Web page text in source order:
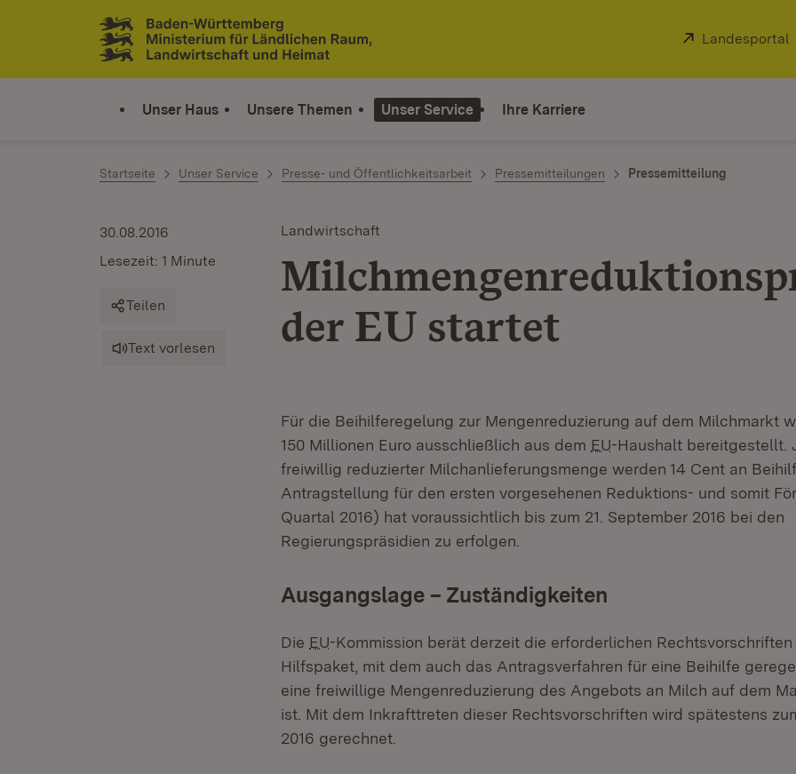
Zum Inhalt springen
Link zur Startseite
Extern:
Landesportal
Unser Haus Unsere Themen Unser Service Ihre Karriere
Startseite Unser Service Presse- und Öffentlichkeitsarbeit Pressemitteilungen Pressemitteilung
Landwirtschaft
der EU startet
30.08.2016
Lesezeit: 1 Minute
Teilen
Text vorlesen
Für die Beihilferegelung zur Mengenreduzierung auf dem Milchmarkt
150 Millionen Euro ausschließlich aus dem EU-Haushalt bereitgestellt.
freiwillig reduzierter Milchanlieferungsmenge werden 14 Cent an
Antragstellung für den ersten vorgesehenen Reduktions- und somit
Quartal 2016) hat voraussichtlich bis zum 21. September 2016 bei den
Regierungspräsidien zu erfolgen.
Ausgangslage – Zuständigkeiten
Die EU-Kommission berät derzeit die erforderlichen Rechtsvorschriften
Hilfspaket, mit dem auch das Antragsverfahren für eine Beihilfe
eine freiwillige Mengenreduzierung des Angebots an Milch auf dem
ist. Mit dem Inkrafttreten dieser Rechtsvorschriften wird spätestens
2016 gerechnet.